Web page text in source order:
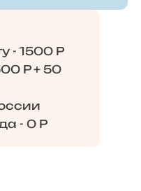
- 1500 Р
Р + 50
- 0 Р